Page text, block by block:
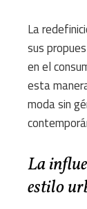
La
sus
en el
esta
moda sin
La
estilo